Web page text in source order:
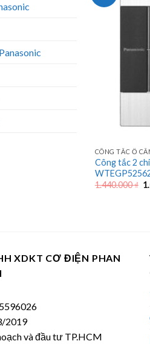
CÔNG TẮC Ổ
Công tắc 2
1.440.000₫
XDKT CƠ ĐIỆN PHAN
2019
và đầu tư TP.HCM